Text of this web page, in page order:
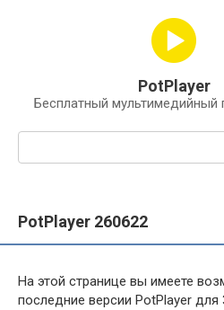
PotPlayer
Бесплатный мультимедийный
Поиск:
PotPlayer 260622
На этой странице вы имеете
последние версии PotPlayer для